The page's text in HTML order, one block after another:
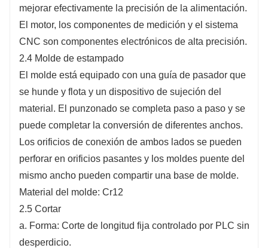
mejorar efectivamente la precisión de la alimentación.
El motor, los componentes de medición y el sistema
CNC son componentes electrónicos de alta precisión.
2.4 Molde de estampado
El molde está equipado con una guía de pasador que
se hunde y flota y un dispositivo de sujeción del
material. El punzonado se completa paso a paso y se
puede completar la conversión de diferentes anchos.
Los orificios de conexión de ambos lados se pueden
perforar en orificios pasantes y los moldes puente del
mismo ancho pueden compartir una base de molde.
Material del molde: Cr12
2.5 Cortar
a. Forma: Corte de longitud fija controlado por PLC sin
desperdicio.